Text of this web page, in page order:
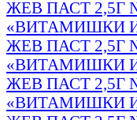
ЖЕВ ПАСТ 2,5Г
«ВИТАМИШКИ
ЖЕВ ПАСТ 2,5Г
«ВИТАМИШКИ
ЖЕВ ПАСТ 2,5Г
«ВИТАМИШКИ